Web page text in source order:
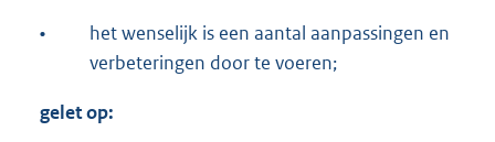
•
het wenselijk is een aantal aanpassingen en
verbeteringen door te voeren;
gelet op: